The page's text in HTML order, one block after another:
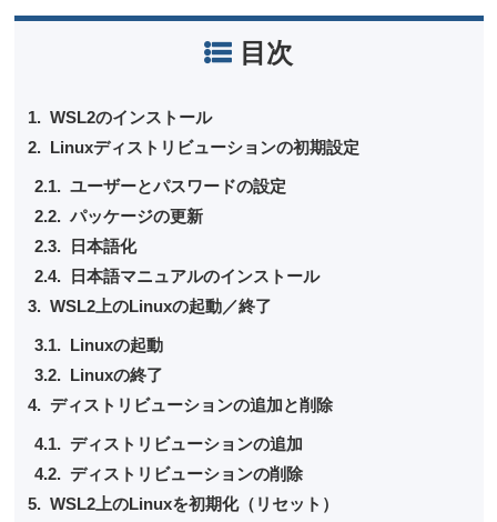
目次
WSL2のインストール
Linuxディストリビューションの初期設定
ユーザーとパスワードの設定
パッケージの更新
日本語化
日本語マニュアルのインストール
WSL2上のLinuxの起動／終了
Linuxの起動
Linuxの終了
ディストリビューションの追加と削除
ディストリビューションの追加
ディストリビューションの削除
WSL2上のLinuxを初期化（リセット）